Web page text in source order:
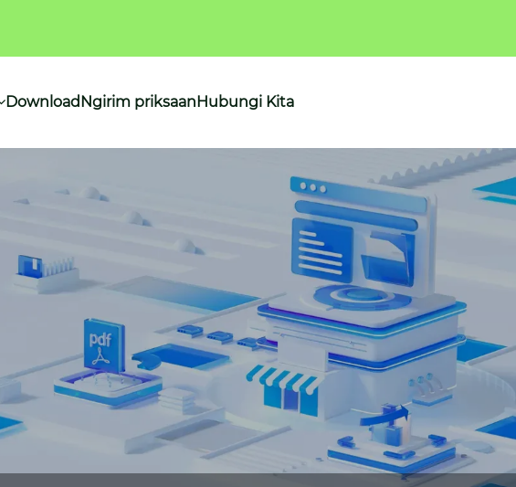
Download Ngirim priksaanHubungi Kita